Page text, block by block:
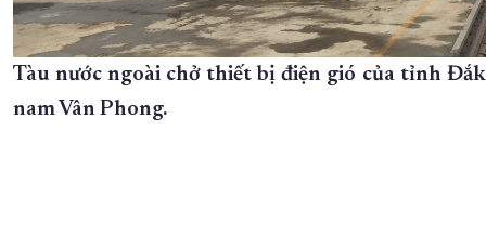
Tàu nước ngoài chở thiết bị điện gió của tỉnh
nam Vân Phong.